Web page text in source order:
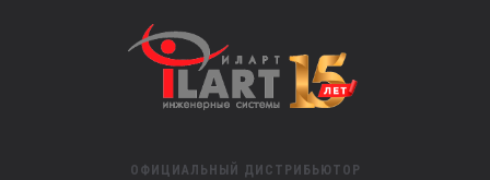
ОФИЦИАЛЬНЫЙ ДИСТРИБЬЮТОР